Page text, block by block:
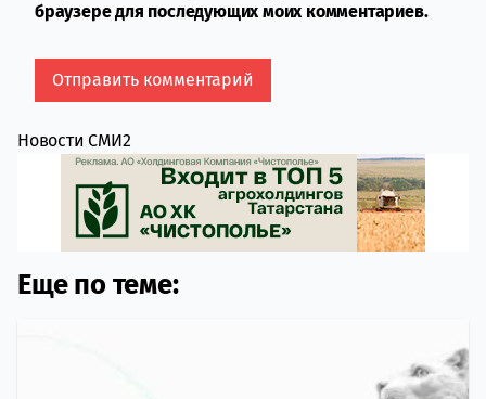
браузере для последующих моих комментариев.
Новости СМИ2
Еще по теме: